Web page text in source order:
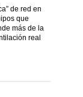
de red en
que
más de la
real